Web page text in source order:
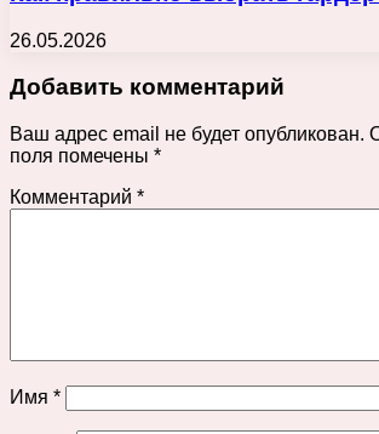
26.05.2026
Добавить комментарий
Ваш адрес email не будет опубликован.
поля помечены *
Комментарий *
Имя *